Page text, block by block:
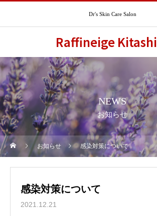
Dr's Skin Care Salon
Raffineige
NEWS
お知らせ
お知らせ 感染対策について
感染対策について
2021.12.21